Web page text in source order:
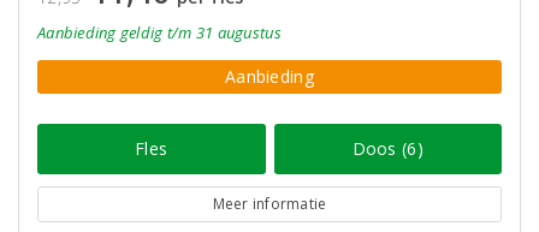
Aanbieding geldig t/m 31 augustus
Aanbieding
Fles Doos (6)
Meer informatie